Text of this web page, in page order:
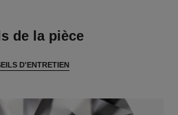
de la pièce
D'ENTRETIEN